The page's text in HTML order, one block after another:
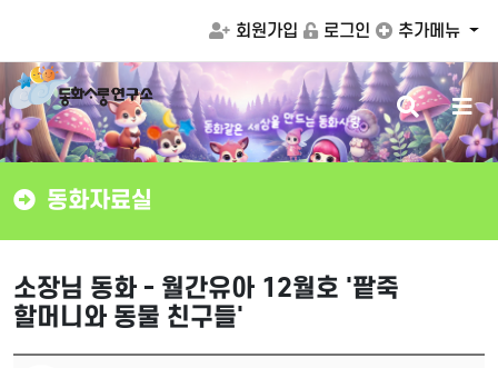
회원가입 로그인 추가메뉴
동화같은 세상을 만드는 동화사랑 검
색
버
튼
메
뉴
버
튼
동화자료실
소장님 동화 - 월간유아 12월호 '팥죽
할머니와 동물 친구들'